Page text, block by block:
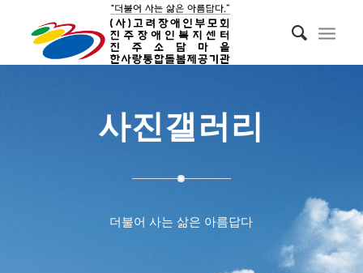
사진갤러리
더불어 사는 삶은 아름답다